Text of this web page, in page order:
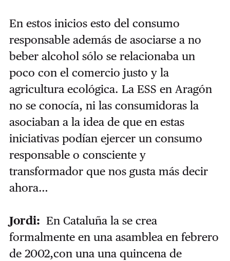
En estos inicios esto del consumo
responsable además de asociarse a no
beber alcohol sólo se relacionaba un
poco con el comercio justo y la
agricultura ecológica. La ESS en Aragón
no se conocía, ni las consumidoras la
asociaban a la idea de que en estas
iniciativas podían ejercer un consumo
responsable o consciente y
transformador que nos gusta más decir
ahora…
Jordi: En Cataluña la se crea
formalmente en una asamblea en febrero
de 2002,con una una quincena de